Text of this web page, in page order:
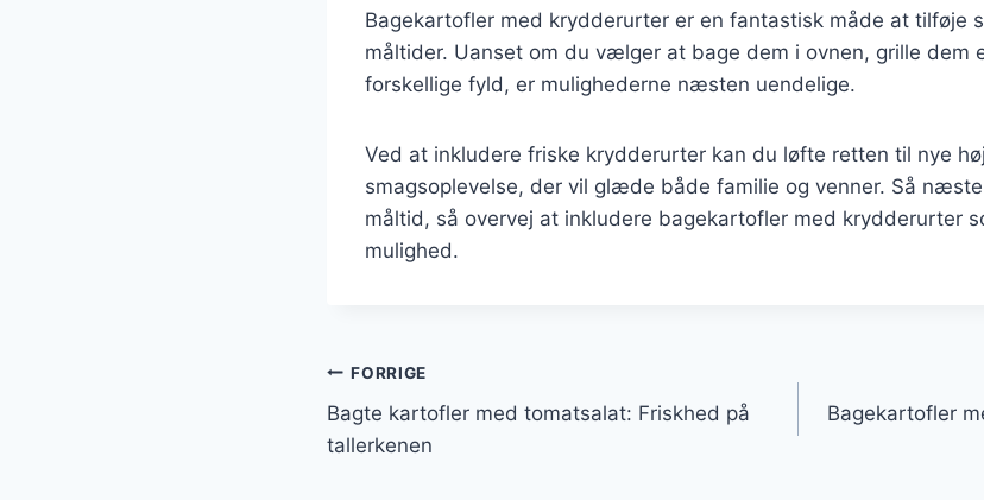
Bagekartofler med krydderurter er en fantastisk måde at tilføje
måltider. Uanset om du vælger at bage dem i ovnen, grille dem
forskellige fyld, er mulighederne næsten uendelige.
Ved at inkludere friske krydderurter kan du løfte retten til nye
smagsoplevelse, der vil glæde både familie og venner. Så
måltid, så overvej at inkludere bagekartofler med krydderurter
mulighed.
Indlægsnavigation
FORRIGE
Bagte kartofler med tomatsalat: Friskhed på
tallerkenen
Bagekartofler